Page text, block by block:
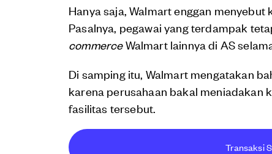
Hanya saja, Walmart enggan
Pasalnya, pegawai yang terdampak
commerceWalmart lainnya di AS
Di samping itu, Walmart mengatakan
karena perusahaan bakal meniadakan
fasilitas tersebut.
Transaksi